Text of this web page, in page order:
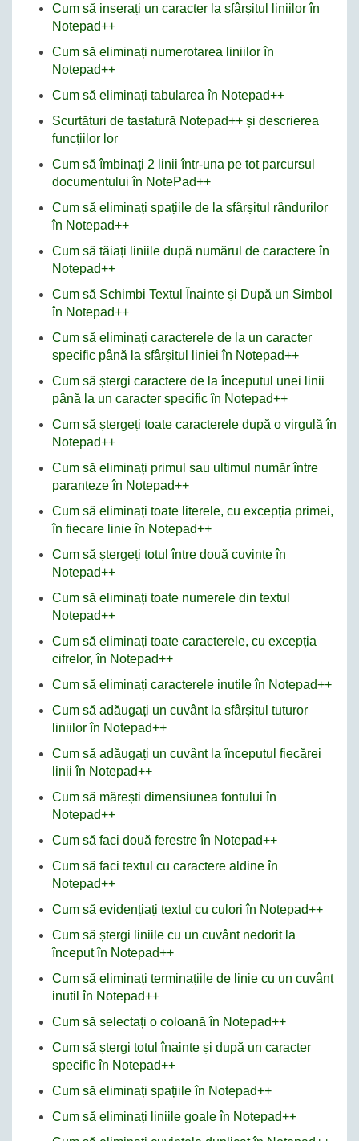
Cum să inserați un caracter la sfârșitul liniilor în
Notepad++
Cum să eliminați numerotarea liniilor în
Notepad++
Cum să eliminați tabularea în Notepad++
Scurtături de tastatură Notepad++ și descrierea
funcțiilor lor
Cum să îmbinați 2 linii într-una pe tot parcursul
documentului în NotePad++
Cum să eliminați spațiile de la sfârșitul rândurilor
în Notepad++
Cum să tăiați liniile după numărul de caractere în
Notepad++
Cum să Schimbi Textul Înainte și După un Simbol
în Notepad++
Cum să eliminați caracterele de la un caracter
specific până la sfârșitul liniei în Notepad++
Cum să ștergi caractere de la începutul unei linii
până la un caracter specific în Notepad++
Cum să ștergeți toate caracterele după o virgulă în
Notepad++
Cum să eliminați primul sau ultimul număr între
paranteze în Notepad++
Cum să eliminați toate literele, cu excepția primei,
în fiecare linie în Notepad++
Cum să ștergeți totul între două cuvinte în
Notepad++
Cum să eliminați toate numerele din textul
Notepad++
Cum să eliminați toate caracterele, cu excepția
cifrelor, în Notepad++
Cum să eliminați caracterele inutile în Notepad++
Cum să adăugați un cuvânt la sfârșitul tuturor
liniilor în Notepad++
Cum să adăugați un cuvânt la începutul fiecărei
linii în Notepad++
Cum să mărești dimensiunea fontului în
Notepad++
Cum să faci două ferestre în Notepad++
Cum să faci textul cu caractere aldine în
Notepad++
Cum să evidențiați textul cu culori în Notepad++
Cum să ștergi liniile cu un cuvânt nedorit la
început în Notepad++
Cum să eliminați terminațiile de linie cu un cuvânt
inutil în Notepad++
Cum să selectați o coloană în Notepad++
Cum să ștergi totul înainte și după un caracter
specific în Notepad++
Cum să eliminați spațiile în Notepad++
Cum să eliminați liniile goale în Notepad++